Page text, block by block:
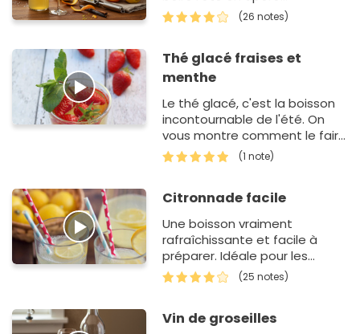
(26 notes)
Thé glacé fraises et
menthe
Le thé glacé, c'est la boisson
incontournable de l'été. On
vous montre comment le faire
à la maison ?(1 note)
Citronnade facile
Une boisson vraiment
rafraîchissante et facile à
préparer. Idéale pour les
barbecues et pique-nique.
(25 notes)
Vin de groseilles